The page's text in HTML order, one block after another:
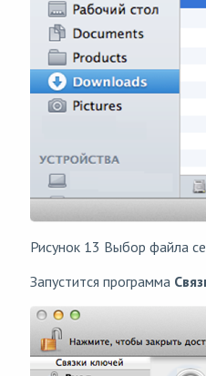
Рисунок 13 Выбор файла
Запустится программа